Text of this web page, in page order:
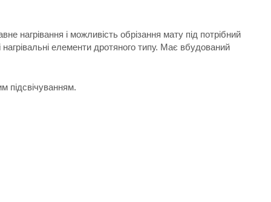
нагрівання і можливість обрізання мату під потрібний
елементи дротяного типу. Має вбудований
підсвічуванням.